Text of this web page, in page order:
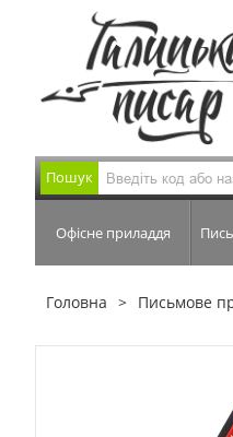
Пошук
Офісне приладдя
Головна Письмове